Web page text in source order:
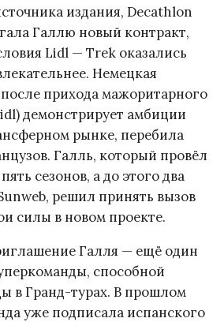
издания, Decathlon
Галлю новый контракт,
Lidl — Trek оказались
Немецкая
прихода мажоритарного
демонстрирует амбиции
рынке, перебила
Галль, который провёл
сезонов, а до этого два
решил принять вызов
силы в новом проекте.
Галля — ещё один
способной
в Гранд-турах. В прошлом
уже подписала испанского